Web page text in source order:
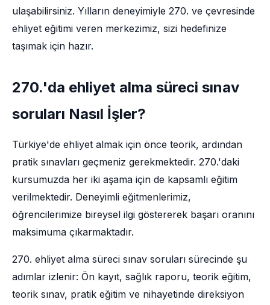
ulaşabilirsiniz. Yılların deneyimiyle 270. ve çevresinde
ehliyet eğitimi veren merkezimiz, sizi hedefinize
taşımak için hazır.
270.'da ehliyet alma süreci sınav
soruları Nasıl İşler?
Türkiye'de ehliyet almak için önce teorik, ardından
pratik sınavları geçmeniz gerekmektedir. 270.'daki
kursumuzda her iki aşama için de kapsamlı eğitim
verilmektedir. Deneyimli eğitmenlerimiz,
öğrencilerimize bireysel ilgi göstererek başarı oranını
maksimuma çıkarmaktadır.
270. ehliyet alma süreci sınav soruları sürecinde şu
adımlar izlenir: Ön kayıt, sağlık raporu, teorik eğitim,
teorik sınav, pratik eğitim ve nihayetinde direksiyon